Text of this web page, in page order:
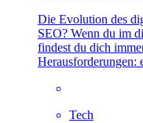
Die Evolution des
SEO? Wenn du im
findest du dich
Herausforderungen:
Tech